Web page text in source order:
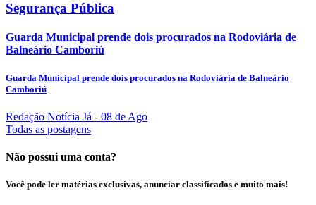
Segurança Pública
Guarda Municipal prende dois procurados na Rodoviária de
Balneário Camboriú
Guarda Municipal prende dois procurados na Rodoviária de Balneário
Camboriú
Redação Notícia Já - 08 de Ago
Todas as postagens
Não possui uma conta?
Você pode ler matérias exclusivas, anunciar classificados e muito mais!